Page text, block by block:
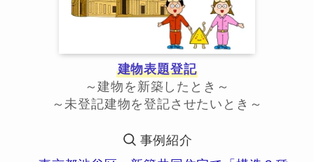
建物表題登記
～建物を新築したとき～
～未登記建物を登記させたいとき～
事例紹介